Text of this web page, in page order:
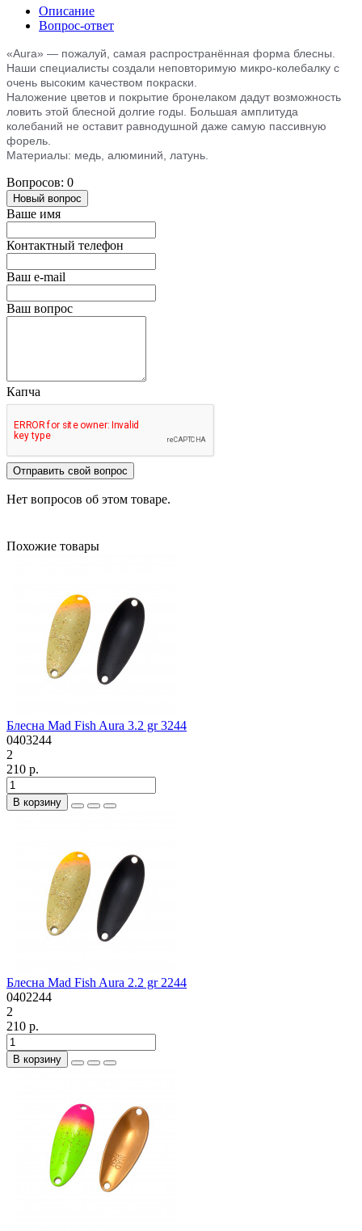
Описание
Вопрос-ответ
«Aura» — пожалуй, самая распространённая форма блесны.
Наши специалисты создали неповторимую микро-колебалку с
очень высоким качеством покраски.
Наложение цветов и покрытие бронелаком дадут возможность
ловить этой блесной долгие годы. Большая амплитуда
колебаний не оставит равнодушной даже самую пассивную
форель.
Материалы: медь, алюминий, латунь.
Вопросов: 0
Новый вопрос
Ваше имя
Контактный телефон
Ваш e-mail
Ваш вопрос
Капча
Отправить свой вопрос
Нет вопросов об этом товаре.
Похожие товары
Блесна Mad Fish Aura 3.2 gr 3244
0403244
2
210 р.
В корзину
Блесна Mad Fish Aura 2.2 gr 2244
0402244
2
210 р.
В корзину